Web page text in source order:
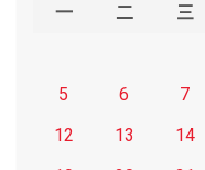
一 二 三
5
6 7
12
13 14